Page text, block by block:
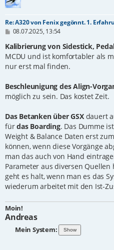
Re: A320 von Fenix gegönnt. 1.
B
i
t
r
a
08.07.2025, 13:54
Kalibrierung von Sidestick,
MCDU und ist komfortabler als
nur erst mal finden.
Beschleunigung des Align-
möglich zu sein. Das kostet Zeit.
Das Betanken über GSXdauert
fürdas Boarding. Das Dumme
Weight & Balance Daten erst
können, wenn diese Vorgänge
man das auch von Hand
Parameter aus diversen
geht es halt, wenn man es das
wiederum arbeitet mit den Ist-
Moin!
Andreas
Mein System: